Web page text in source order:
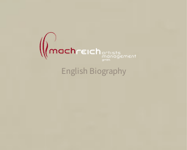
English Biography